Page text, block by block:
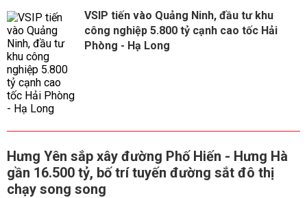
VSIP tiến vào Quảng Ninh, đầu tư khu
công nghiệp 5.800 tỷ cạnh cao tốc Hải
Phòng - Hạ Long
Hưng Yên sắp xây đường Phố Hiến - Hưng Hà
gần 16.500 tỷ, bố trí tuyến đường sắt đô thị
chạy song song